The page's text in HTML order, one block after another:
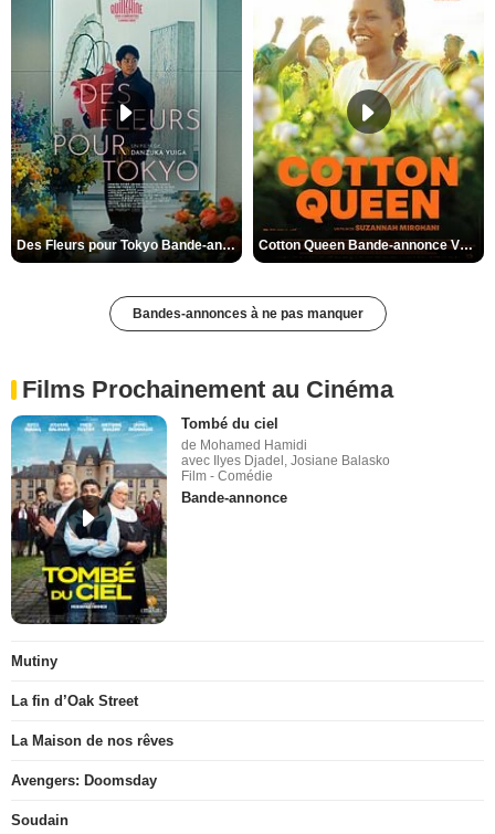
Des Fleurs pour Tokyo Bande-annonce VO STFR Cotton Queen Bande-annonce VO STFR
Bandes-annonces à ne pas manquer
Films Prochainement au Cinéma
Tombé du ciel
de Mohamed Hamidi
avec Ilyes Djadel, Josiane Balasko
Film - Comédie
Bande-annonce
Mutiny
La fin d’Oak Street
La Maison de nos rêves
Avengers: Doomsday
Soudain